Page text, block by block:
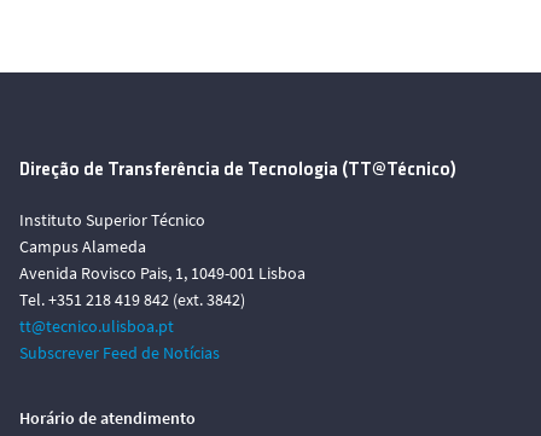
Direção de Transferência de Tecnologia (TT@Técnico)
Instituto Superior Técnico
Campus Alameda
Avenida Rovisco Pais, 1, 1049-001 Lisboa
Tel. +351 218 419 842 (ext. 3842)
tt@tecnico.ulisboa.pt
Subscrever Feed de Notícias
Horário de atendimento